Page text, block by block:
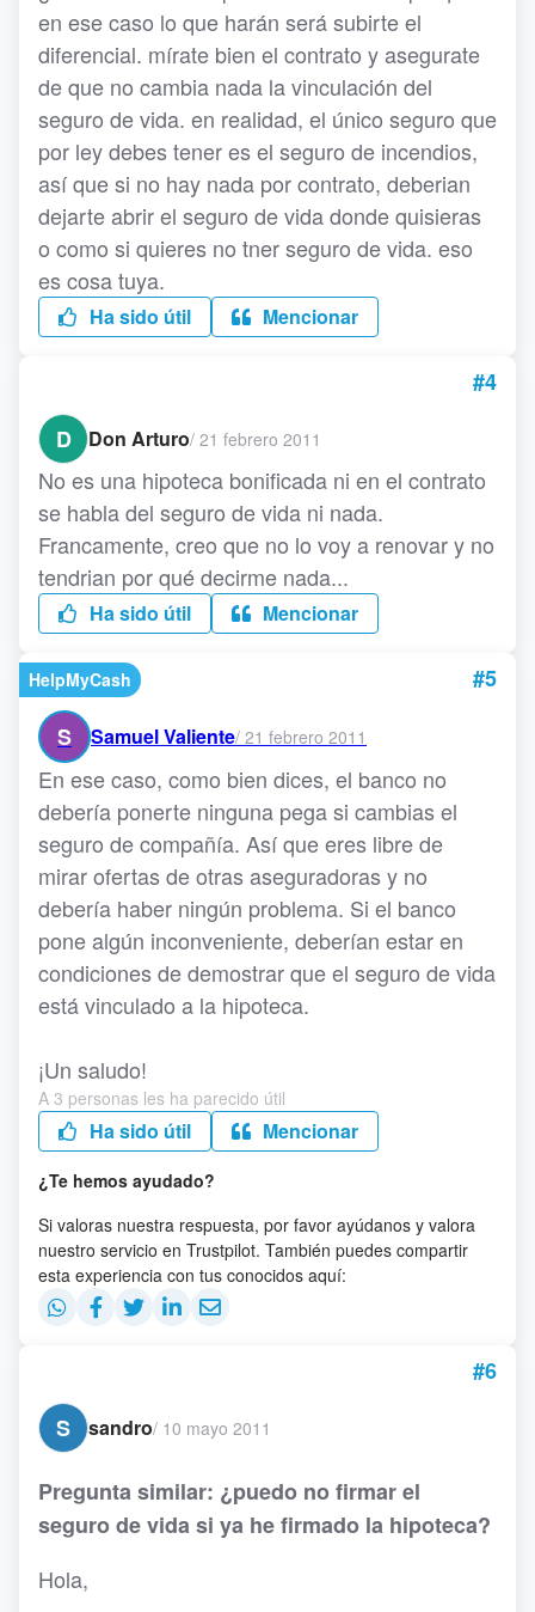
en ese caso lo que harán será subirte el
diferencial. mírate bien el contrato y asegurate
de que no cambia nada la vinculación del
seguro de vida. en realidad, el único seguro que
por ley debes tener es el seguro de incendios,
así que si no hay nada por contrato, deberian
dejarte abrir el seguro de vida donde quisieras
o como si quieres no tner seguro de vida. eso
es cosa tuya.
Ha sido útil Mencionar
#4
D
Don Arturo/ 21 febrero 2011
No es una hipoteca bonificada ni en el contrato
se habla del seguro de vida ni nada.
Francamente, creo que no lo voy a renovar y no
tendrian por qué decirme nada...
Ha sido útil Mencionar
HelpMyCash
#5
S
Samuel Valiente/ 21 febrero 2011
En ese caso, como bien dices, el banco no
debería ponerte ninguna pega si cambias el
seguro de compañía. Así que eres libre de
mirar ofertas de otras aseguradoras y no
debería haber ningún problema. Si el banco
pone algún inconveniente, deberían estar en
condiciones de demostrar que el seguro de vida
está vinculado a la hipoteca.
¡Un saludo!
A 3 personas les ha parecido útil
Ha sido útil Mencionar
¿Te hemos ayudado?
Si valoras nuestra respuesta, por favor ayúdanos y valora
nuestro servicio en Trustpilot. También puedes compartir
esta experiencia con tus conocidos aquí:
#6
S
sandro/ 10 mayo 2011
Pregunta similar: ¿puedo no firmar el
seguro de vida si ya he firmado la hipoteca?
Hola,